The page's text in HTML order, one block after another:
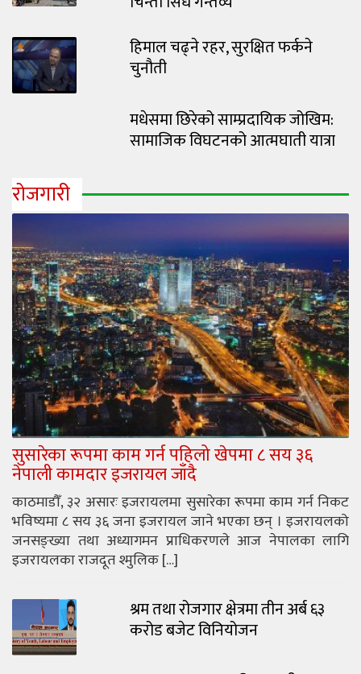
हिमाल चढ्ने रहर, सुरक्षित फर्कने
चुनौती
मधेसमा छिरेको साम्प्रदायिक जोखिम:
सामाजिक विघटनको आत्मघाती यात्रा
रोजगारी
सुसारेका रूपमा काम गर्न पहिलो खेपमा ८ सय ३६
नेपाली कामदार इजरायल जाँदै
काठमाडौँ, ३२ असारः इजरायलमा सुसारेका रूपमा काम गर्न निकट
भविष्यमा ८ सय ३६ जना इजरायल जाने भएका छन् । इजरायलको
जनसङ्ख्या तथा अध्यागमन प्राधिकरणले आज नेपालका लागि
इजरायलका राजदूत श्मुलिक […]
श्रम तथा रोजगार क्षेत्रमा तीन अर्ब ६३
करोड बजेट विनियोजन